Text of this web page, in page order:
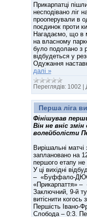
Прикарпатці
несподівано ліг
прооперували в
поєдинок проти
Нагадаємо, що в
на власному
було подолано з
відбудеться у
Одужання
далі »
Переглядів: 1002 |
Перша ліга
Фінішував
Він не вніс
волейболісти
Вирішальні
заплановано на
першого етапу
У ці вихідні
– «Буффало-
«Прикарпаття» –
Заключний, 9-й
витіснити
Першість Івано-
Слобода – 0:3.